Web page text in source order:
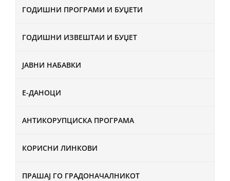
ГОДИШНИ ПРОГРАМИ И БУЏЕТИ
ГОДИШНИ ИЗВЕШТАИ И БУЏЕТ
ЈАВНИ НАБАВКИ
Е-ДАНОЦИ
АНТИКОРУПЦИСКА ПРОГРАМА
КОРИСНИ ЛИНКОВИ
ПРАШАЈ ГО ГРАДОНАЧАЛНИКОТ